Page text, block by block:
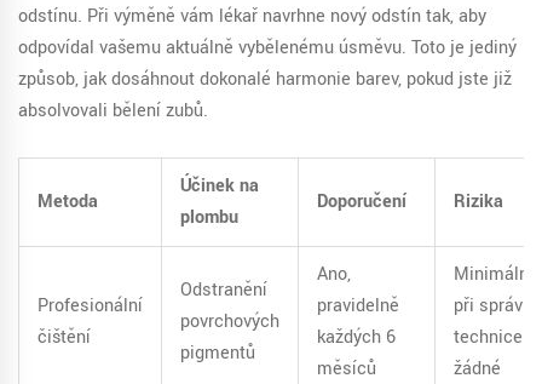
odstínu. Při výměně vám lékař navrhne nový odstín tak, aby
odpovídal vašemu aktuálně vybělenému úsměvu. Toto je jediný
způsob, jak dosáhnout dokonalé harmonie barev, pokud jste již
absolvovali bělení zubů.
Metoda
Účinek na
plombu
Doporučení Rizika
Profesionální
čištění
Odstranění
povrchových
pigmentů
Ano,
pravidelně
každých 6
měsíců
Minimální,
při správné
technice
žádné